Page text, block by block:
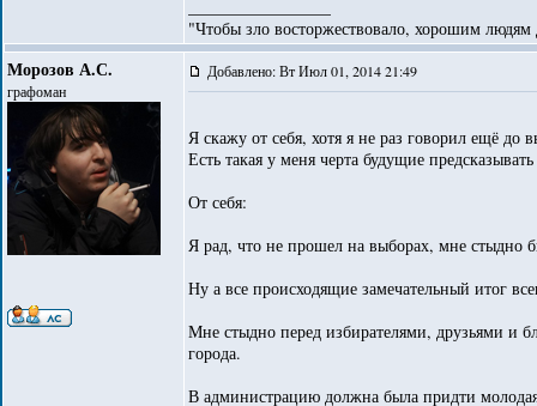
"Чтобы зло восторжествовало, хорошим людям
Морозов А.С.
графоман
Добавлено: Вт Июл 01, 2014 21:49
Я скажу от себя, хотя я не раз говорил ещё до
Есть такая у меня черта будущие
От себя:
Я рад, что не прошел на выборах, мне стыдно
Ну а все происходящие замечательный итог
Мне стыдно перед избирателями, друзьями и
города.
В администрацию должна была придти